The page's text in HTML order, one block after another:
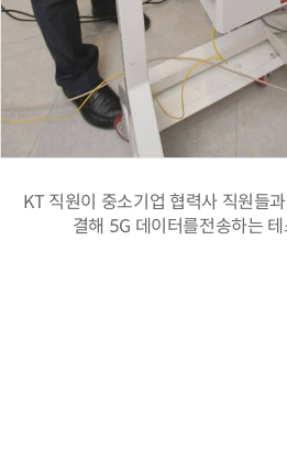
KT 직원이 중소기업 협력사 직원들
결해 5G 데이터를전송하는